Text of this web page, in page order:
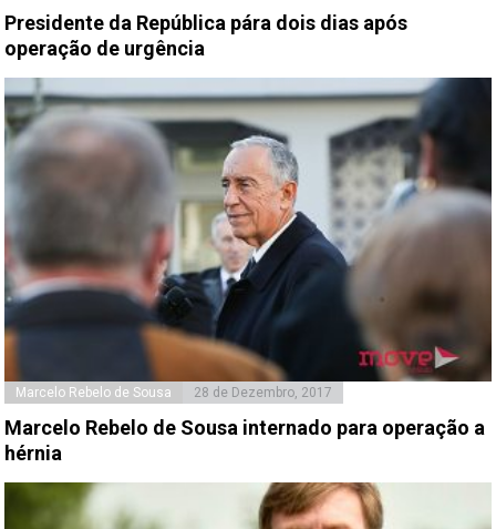
Presidente da República pára dois dias após
operação de urgência
Marcelo Rebelo de Sousa 28 de Dezembro, 2017
Marcelo Rebelo de Sousa internado para operação a
hérnia